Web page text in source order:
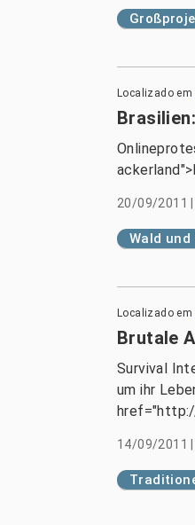
Localizado em
20/09/2011
Wald und
Localizado em
Brutale
Survival
um ihr
14/09/2011